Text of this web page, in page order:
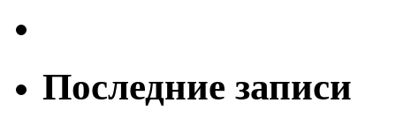
Последние записи